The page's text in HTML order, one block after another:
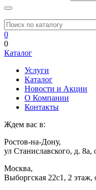
0
0
Каталог
Услуги
Каталог
Новости и Акции
О Компании
Контакты
Ждем вас в:
Ростов-на-Дону,
ул Станиславского, д. 8а,
Москва,
Выборгская 22с1, 2